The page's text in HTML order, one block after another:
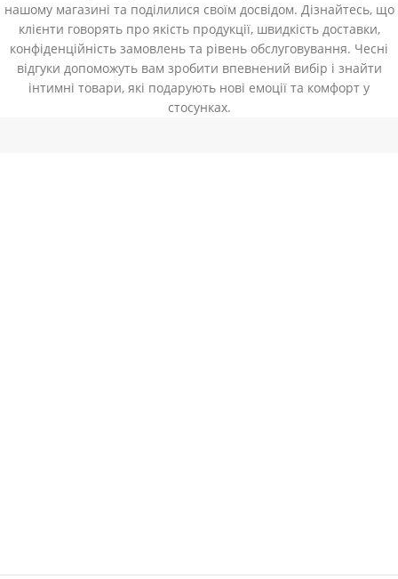
нашому магазині та поділилися своїм досвідом. Дізнайтесь, що
клієнти говорять про якість продукції, швидкість доставки,
конфіденційність замовлень та рівень обслуговування. Чесні
відгуки допоможуть вам зробити впевнений вибір і знайти
інтимні товари, які подарують нові емоції та комфорт у
стосунках.